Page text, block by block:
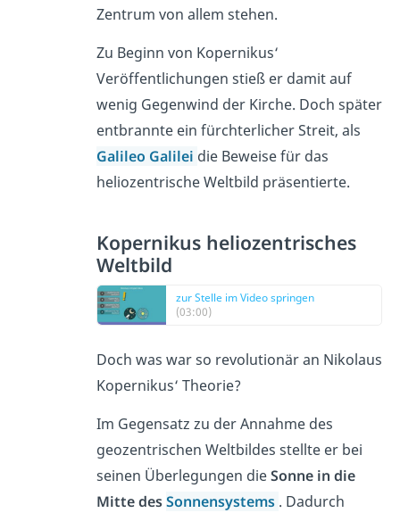
Zentrum von allem stehen.
Zu Beginn von Kopernikus‘
Veröffentlichungen stieß er damit auf
wenig Gegenwind der Kirche. Doch später
entbrannte ein fürchterlicher Streit, als
Galileo Galilei die Beweise für das
heliozentrische Weltbild präsentierte.
Kopernikus heliozentrisches
Weltbild
zur Stelle im Video springen
(03:00)
Doch was war so revolutionär an Nikolaus
Kopernikus‘ Theorie?
Im Gegensatz zu der Annahme des
geozentrischen Weltbildes stellte er bei
seinen Überlegungen dieSonne in die
Mitte desSonnensystems . Dadurch